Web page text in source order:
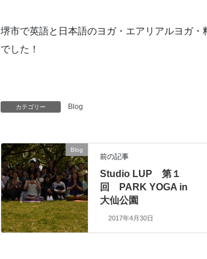
堺市で英語と日本語のヨガ・エアリアルヨガ
でした！
カテゴリー Blog
Blog
前の記事
Studio LUP 第１
回 PARK YOGA in
大仙公園
2017年4月30日